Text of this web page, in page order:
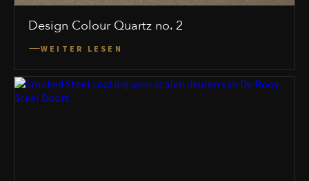
Design Colour Quartz no. 2
WEITER LESEN